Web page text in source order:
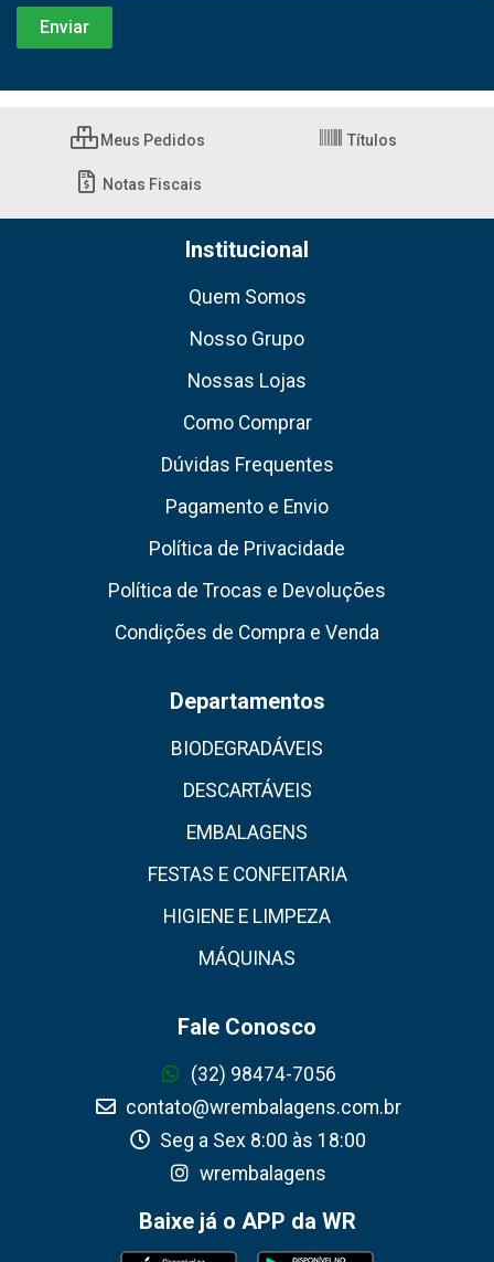
Meus Pedidos Títulos
Notas Fiscais
Institucional
Quem Somos
Nosso Grupo
Nossas Lojas
Como Comprar
Dúvidas Frequentes
Pagamento e Envio
Política de Privacidade
Política de Trocas e Devoluções
Condições de Compra e Venda
Departamentos
BIODEGRADÁVEIS
DESCARTÁVEIS
EMBALAGENS
FESTAS E CONFEITARIA
HIGIENE E LIMPEZA
MÁQUINAS
Fale Conosco
(32) 98474-7056
contato@wrembalagens.com.br
Seg a Sex 8:00 às 18:00
wrembalagens
Baixe já o APP da WR